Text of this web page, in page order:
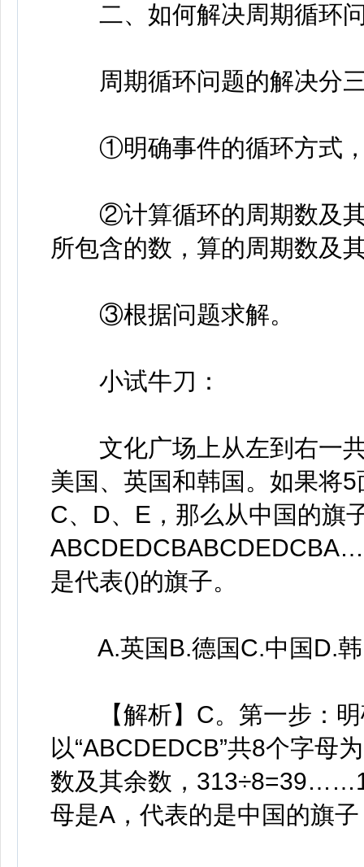
二、如何解决周期循环
周期循环问题的解决分
①明确事件的循环方式，
②计算循环的周期数及其
所包含的数，算的周期数及
③根据问题求解。
小试牛刀：
文化广场上从左到右一共
美国、英国和韩国。如果将
C、D、E，那么从中国的旗
是代表()的旗子。
A.英国B.德国C.中国D.
【解析】C。第一步：明
以“ABCDEDCB”共8个字母
数及其余数，
母是A，代表的是中国的旗